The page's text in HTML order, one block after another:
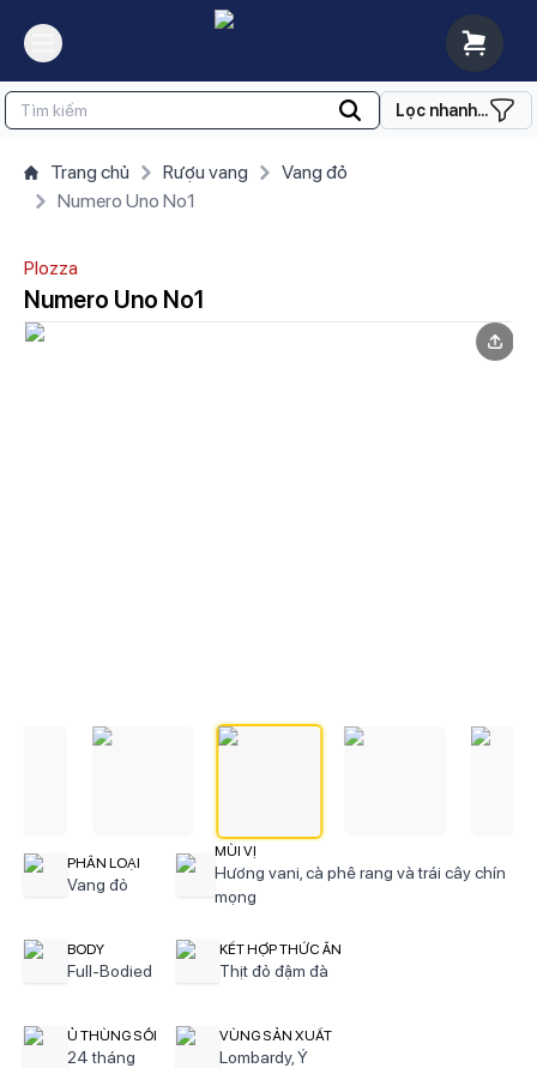
Lọc nhanh...
Trang chủ Rượu vang
Vang đỏ
Numero Uno No1
Plozza
Numero Uno No1
PHÂN LOẠI
Vang đỏ
BODY
Full-Bodied
Ủ THÙNG SỒI
24 tháng
MÙI VỊ
Hương vani, cà phê rang và trái cây chín
mọng
KẾT HỢP THỨC ĂN
Thịt đỏ đậm đà
VÙNG SẢN XUẤT
Lombardy, Ý